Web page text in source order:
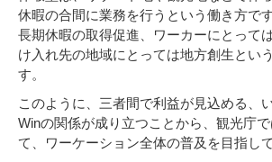
休暇の合間に業務を行うという働き方で
長期休暇の取得促進、ワーカーにとって
け入れ先の地域にとっては地方創生とい
す。
このように、三者間で利益が見込める、
Winの関係が成り立つことから、観光庁で
て、ワーケーション全体の普及を目指して